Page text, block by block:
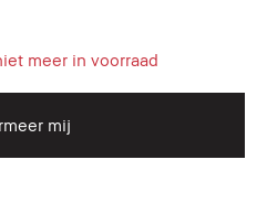
meer in voorraad
mij